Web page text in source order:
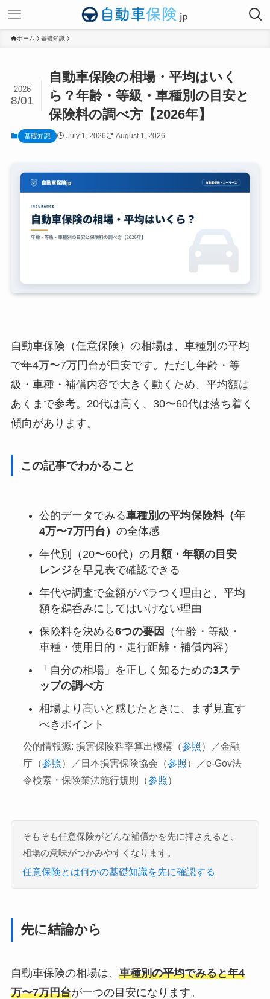
ホーム 基礎知識
自動車保険の相場・平均はいく
ら？年齢・等級・車種別の目安と
保険料の調べ方【2026年】
2026
8/01
基礎知識 July 1, 2026 August 1, 2026
自動車保険（任意保険）の相場は、車種別の平均
で年4万〜7万円台が目安です。ただし年齢・等
級・車種・補償内容で大きく動くため、平均額は
あくまで参考。20代は高く、30〜60代は落ち着く
傾向があります。
この記事でわかること
公的データでみる車種別の平均保険料（年
4万〜7万円台） の全体感
年代別（20〜60代）の月額・年額の目安
レンジを早見表で確認できる
年代や調査で金額がバラつく理由と、平均
額を鵜呑みにしてはいけない理由
保険料を決める6つの要因
（年齢・等級・
車種・使用目的・走行距離・補償内容）
「自分の相場」を正しく知るための3ステ
ップの調べ方
相場より高いと感じたときに、まず見直す
べきポイント
公的情報源: 損害保険料率算出機構（参照）／金融
庁（参照）／日本損害保険協会（参照）／e-Gov法
令検索・保険業法施行規則（参照）
そもそも任意保険がどんな補償かを先に押さえると、
相場の意味がつかみやすくなります。
任意保険とは何かの基礎知識を先に確認する
先に結論から
自動車保険の相場は、 車種別の平均でみると年4
万〜7万円台が一つの目安になります。